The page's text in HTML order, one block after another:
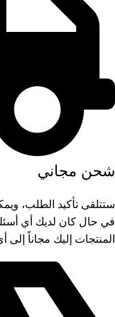
شحن مجاني
ستتلقى تأكيد الطلب،
في حال كان لديك أي
المنتجات إليك مجاناً